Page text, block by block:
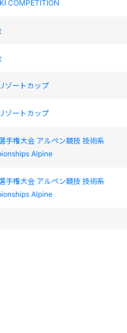
COMPETITION
ゾートカップ
ゾートカップ
手権大会 アルペン競技 技術系
Alpine
手権大会 アルペン競技 技術系
Alpine